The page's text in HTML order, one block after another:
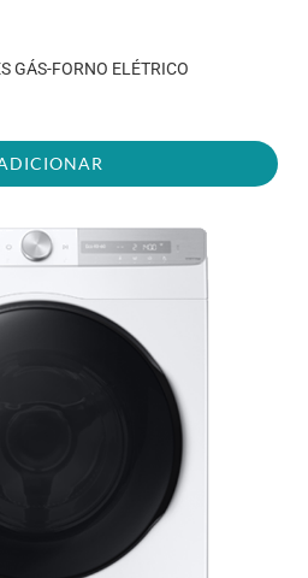
GÁS-FORNO ELÉTRICO